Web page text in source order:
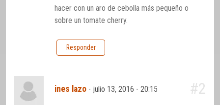
hacer con un aro de cebolla más pequeño o
sobre un tomate cherry.
Responder
ines lazo - julio 13, 2016 - 20:15 #2